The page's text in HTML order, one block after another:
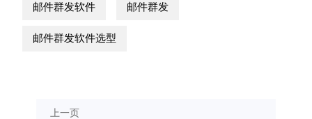
邮件群发软件 邮件群发
邮件群发软件选型
上一页